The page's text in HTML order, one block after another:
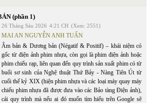
(phần 1)
26 Tháng Sáu 2026 4:21 CH (Xem: 2551)
MAI AN NGUYỄN ANH TUẤN
Âm bản & Dương bản (Négatif & Positif) – khái niệm có
gốc từ điện ảnh phim nhựa, còn gọi là phim điện ảnh hoặc
phim chiếu rạp, liên quan đến quy trình sản xuất phim có từ
buổi sơ sinh của Nghệ thuật Thứ Bảy - Nàng Tiên Út từ
cuối thế kỷ XIX (hiện phim nhựa và các loại máy quay máy
chiếu phim nhựa đã được đưa vào các Bảo tàng Điện ảnh),
cái quy trình mà nếu ai đó muốn tìm hiểu trên Google sẽ